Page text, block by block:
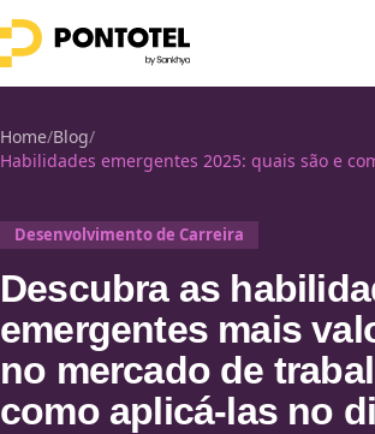
Home/Blog/
Habilidades emergentes 2025: quais são e
Desenvolvimento de Carreira
Descubra as
emergentes mais
no mercado de
como aplicá-las no